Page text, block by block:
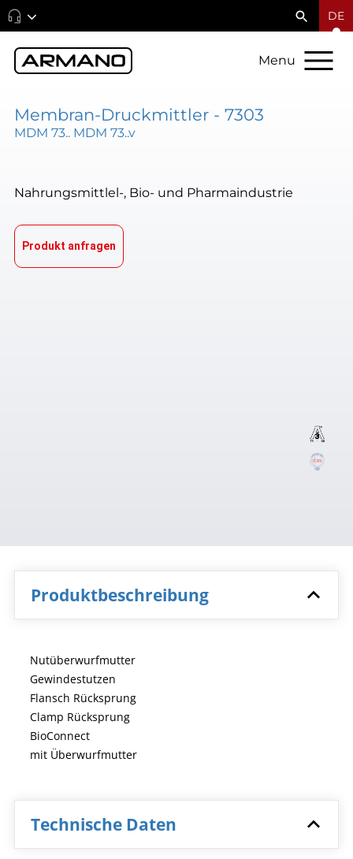
DE
Menu
Membran-Druckmittler - 7303
MDM 73.. MDM 73..v
Nahrungsmittlel-, Bio- und Pharmaindustrie
Produkt anfragen
Produktbeschreibung
Nutüberwurfmutter
Gewindestutzen
Flansch Rücksprung
Clamp Rücksprung
BioConnect
mit Überwurfmutter
Technische Daten